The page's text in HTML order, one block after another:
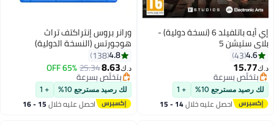
إي أيه باتلفيلد 6 (نسخة دولية) -
بلاي ستيشن 5
4.6
43
د.ك‏15.77
بتخلّص بسرعة
بتخلّص بسرعة
لك رصيد مسترجع 10% + 1
احصل عليه خلال 14 - 15
ورانر بروس إنتراكتف تراث
هوجورتس (النسخة الدولية)
4.8
138
د.ك‏8.63
25.34
65% OFF
بتخلّص بسرعة
بتخلّص بسرعة
لك رصيد مسترجع 10% + 1
احصل عليه خلال 15 - 16